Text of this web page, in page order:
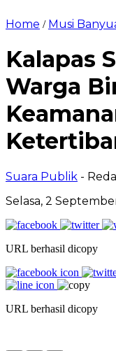
Home / Musi
Kalapas
Warga
Suara Publik -
Selasa, 2
URL berhasil dicopy
URL berhasil dicopy